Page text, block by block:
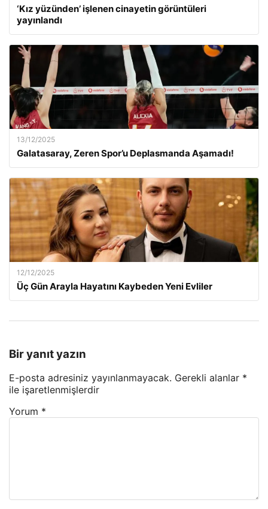
‘Kız yüzünden’ işlenen cinayetin görüntüleri
yayınlandı
13/12/2025
Galatasaray, Zeren Spor’u Deplasmanda Aşamadı!
12/12/2025
Üç Gün Arayla Hayatını Kaybeden Yeni Evliler
Bir yanıt yazın
E-posta adresiniz yayınlanmayacak. Gerekli alanlar *
ile işaretlenmişlerdir
Yorum *